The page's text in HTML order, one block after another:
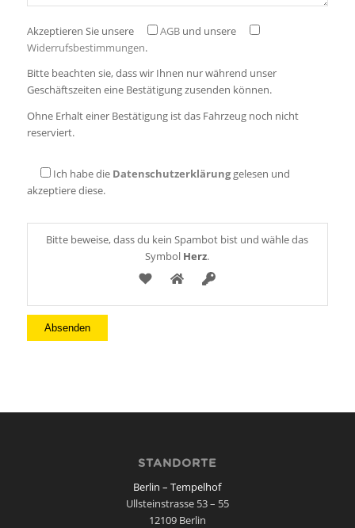
Akzeptieren Sie unsere AGBund unsere
Widerrufsbestimmungen.
Bitte beachten sie, dass wir Ihnen nur während unser
Geschäftszeiten eine Bestätigung zusenden können.
Ohne Erhalt einer Bestätigung ist das Fahrzeug noch nicht
reserviert.
Ich habe die Datenschutzerklärunggelesen und
akzeptiere diese.
Bitte beweise, dass du kein Spambot bist und wähle das
Symbol Herz.
STANDORTE
Berlin – Tempelhof
Ullsteinstrasse 53 – 55
12109 Berlin